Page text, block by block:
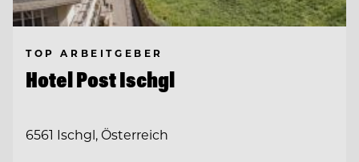
TOP ARBEITGEBER
Hotel Post Ischgl
6561 Ischgl, Österreich